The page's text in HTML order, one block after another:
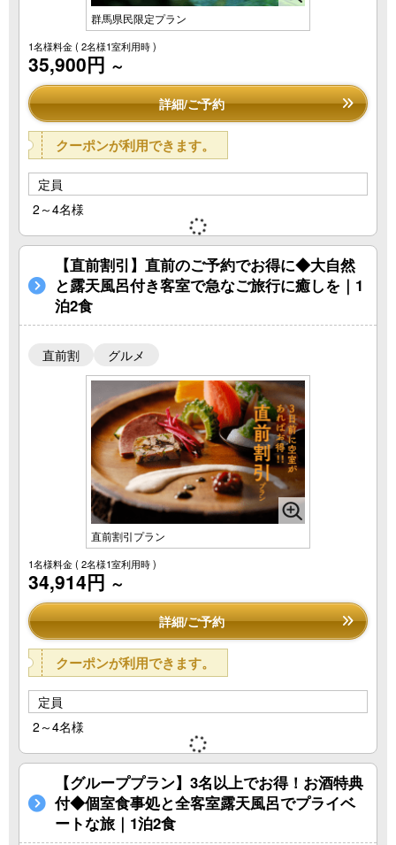
群馬県民限定プラン
1名様料金( 2名様1室利用時 )
35,900円 ～
詳細/ご予約
クーポンが利用できます。
定員
2～4名様
【直前割引】直前のご予約でお得に◆大自然
と露天風呂付き客室で急なご旅行に癒しを｜1
泊2食
直前割 グルメ
直前割引プラン
1名様料金( 2名様1室利用時 )
34,914円 ～
詳細/ご予約
クーポンが利用できます。
定員
2～4名様
【グループプラン】3名以上でお得！お酒特典
付◆個室食事処と全客室露天風呂でプライベ
ートな旅｜1泊2食